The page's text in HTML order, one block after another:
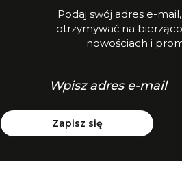
Podaj swój adres e-
otrzymywać na
nowościach i
Zapisz się